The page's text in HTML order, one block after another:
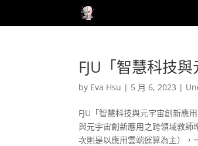
FJU「智慧科技
by Eva Hsu | 5 月 6, 2023 |
FJU「智慧科技與元宇宙創新應
與元宇宙創新應用之跨領域教
次則是以應用雲端運算為主），